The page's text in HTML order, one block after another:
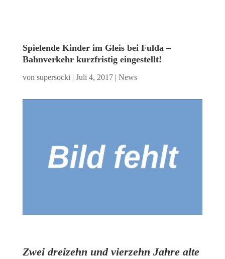
Spielende Kinder im Gleis bei Fulda –
Bahnverkehr kurzfristig eingestellt!
von supersocki | Juli 4, 2017| News
Zwei dreizehn und vierzehn Jahre alte